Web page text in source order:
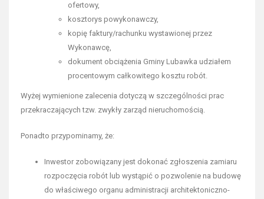
ofertowy,
kosztorys powykonawczy,
kopię faktury/rachunku wystawionej przez
Wykonawcę,
dokument obciążenia Gminy Lubawka udziałem
procentowym całkowitego kosztu robót.
Wyżej wymienione zalecenia dotyczą w szczególności prac
przekraczających tzw. zwykły zarząd nieruchomością.
Ponadto przypominamy, że:
Inwestor zobowiązany jest dokonać zgłoszenia zamiaru
rozpoczęcia robót lub wystąpić o pozwolenie na budowę
do właściwego organu administracji architektoniczno-